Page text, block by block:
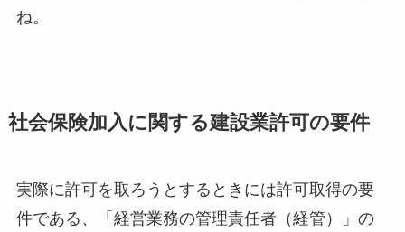
ね。
社会保険加入に関する建設業許可の要件
実際に許可を取ろうとするときには許可取得の要
件である、「経営業務の管理責任者（経管）」の